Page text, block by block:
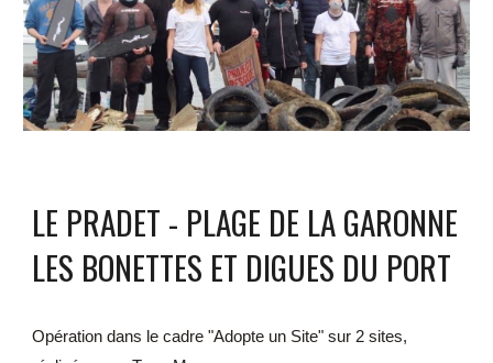
LE PRADET - PLAGE DE LA GARONNE
LES BONETTES ET DIGUES DU PORT
Opération dans le cadre "Adopte un Site" sur 2 sites,